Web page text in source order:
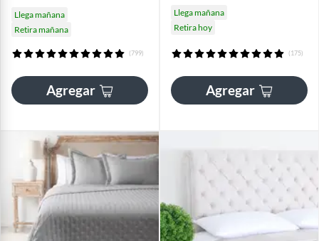
Llega mañana
Retira mañana
(799)
Agregar
Llega mañana
Retira hoy
(175)
Agregar